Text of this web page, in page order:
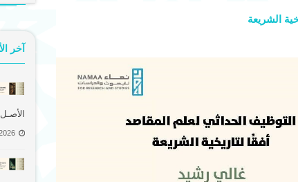
الشريعة
آخر